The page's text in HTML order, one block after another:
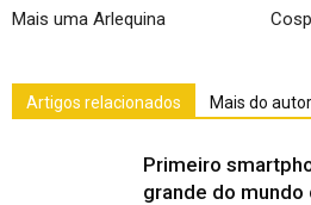
Mais uma Arlequina
Artigos relacionados Mais do autor
Primeiro
grande do mundo